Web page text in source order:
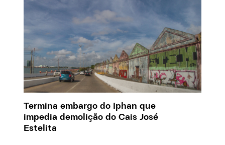
Termina embargo do Iphan que
impedia demolição do Cais José
Estelita